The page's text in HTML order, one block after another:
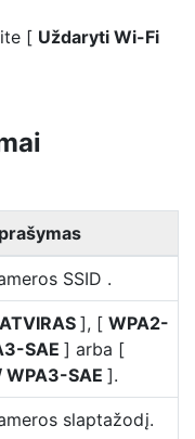
[ Uždaryti Wi-Fi
SSID .
ATVIRAS ], [ WPA2-
SAE ] arba [
WPA3-SAE ].
slaptažodį.